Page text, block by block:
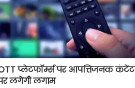
प्लेटफॉर्म्स पर आपत्तिजनक कंटेंट
लगेगी लगाम